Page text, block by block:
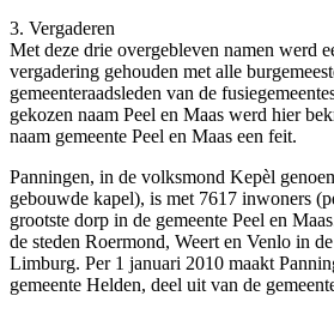
3. Vergaderen
Met deze drie overgebleven namen werd
vergadering gehouden met alle
gemeenteraadsleden van de
gekozen naam Peel en Maas werd hier
naam gemeente Peel en Maas een feit.
Panningen, in de volksmond Kepèl
gebouwde kapel), is met 7617 inwoners
grootste dorp in de gemeente Peel en
de steden Roermond, Weert en Venlo in
Limburg. Per 1 januari 2010 maakt
gemeente Helden, deel uit van de